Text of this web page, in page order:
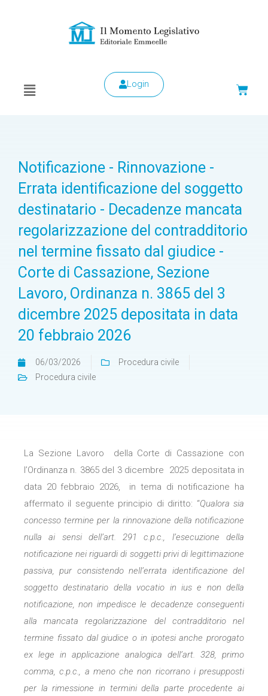
Login
Notificazione - Rinnovazione -
Errata identificazione del soggetto
destinatario - Decadenze mancata
regolarizzazione del contradditorio
nel termine fissato dal giudice -
Corte di Cassazione, Sezione
Lavoro, Ordinanza n. 3865 del 3
dicembre 2025 depositata in data
20 febbraio 2026
06/03/2026
Procedura civile
Procedura civile
La Sezione Lavoro della Corte di Cassazione con
l’Ordinanza n. 3865 del 3 dicembre 2025 depositata in
data 20 febbraio 2026, in tema di notificazione ha
affermato il seguente principio di diritto: “Qualora sia
concesso termine per la rinnovazione della notificazione
nulla ai sensi dell’art. 291 c.p.c., l’esecuzione della
notificazione nei riguardi di soggetti privi di legittimazione
passiva, pur consistendo nell’errata identificazione del
soggetto destinatario della vocatio in ius e non della
notificazione, non impedisce le decadenze conseguenti
alla mancata regolarizzazione del contradditorio nel
termine fissato dal giudice o in ipotesi anche prorogato
ex lege in applicazione analogica dell’art. 328, primo
comma, c.p.c., a meno che non ricorrano i presupposti
per la rimessione in termini della parte procedente ai